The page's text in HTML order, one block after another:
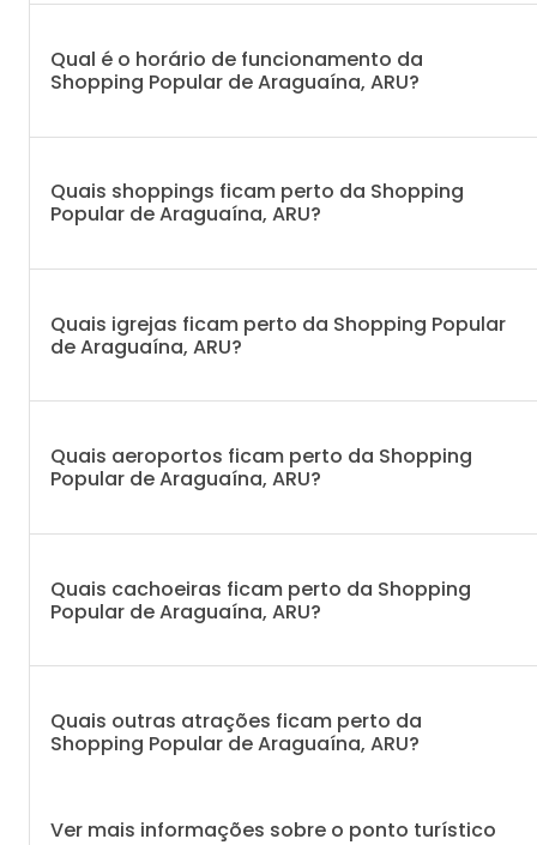
Qual é o horário de funcionamento da
Shopping Popular de Araguaína, ARU?
Quais shoppings ficam perto da Shopping
Popular de Araguaína, ARU?
Quais igrejas ficam perto da Shopping Popular
de Araguaína, ARU?
Quais aeroportos ficam perto da Shopping
Popular de Araguaína, ARU?
Quais cachoeiras ficam perto da Shopping
Popular de Araguaína, ARU?
Quais outras atrações ficam perto da
Shopping Popular de Araguaína, ARU?
Ver mais informações sobre o ponto turístico